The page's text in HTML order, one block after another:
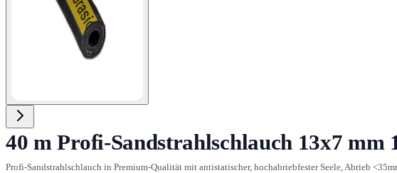
40 m Profi-Sandstrahlschlauch 13x7 mm
Profi-Sandstrahlschlauch in Premium-Qualität mit antistatischer, hochabriebfester Seele, Abrieb